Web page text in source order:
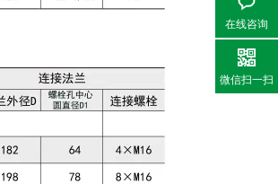
在线咨询
微信扫一扫